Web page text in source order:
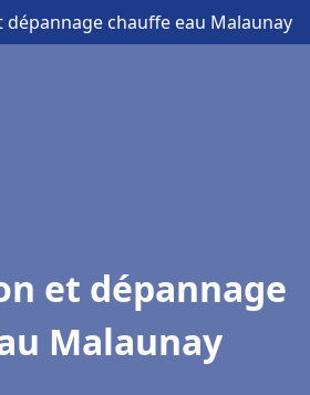
dépannage chauffe eau Malaunay
et dépannage
Malaunay